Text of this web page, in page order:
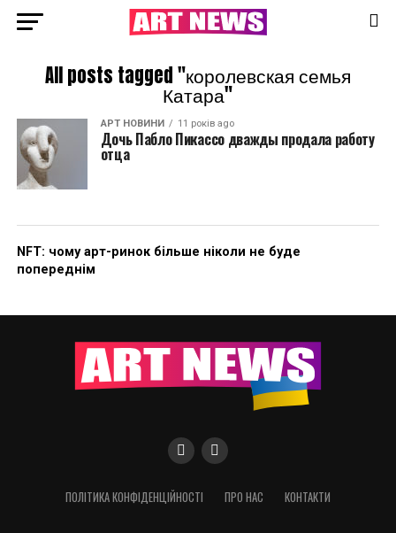
All posts tagged "королевская семья
Катара"
АРТ НОВИНИ 11 років ago
Дочь Пабло Пикассо дважды продала работу
отца
NFT: чому арт-ринок більше ніколи не буде
попереднім
ПОЛІТИКА КОНФІДЕНЦІЙНОСТІ ПРО НАС КОНТАКТИ